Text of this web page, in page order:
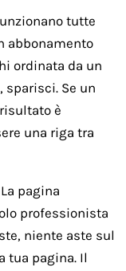
tutte
abbonamento
ordinata da un
sparisci. Se un
è
una riga tra
pagina
professionista
niente aste sul
tua pagina. Il